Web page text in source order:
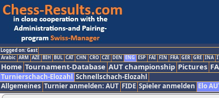
Logged on: Gast
Arabic ARM AZE BIH BUL CAT CHN CRO CZE DEN ENG ESP FAI FIN FRA GER GRE INA
Home Tournament-Database AUT championship Pictures
Turnierschach-Elozahl Schnellschach-Elozahl
Allgemeines Turnier anmelden: AUT FIDE Spieler anmelden Elo